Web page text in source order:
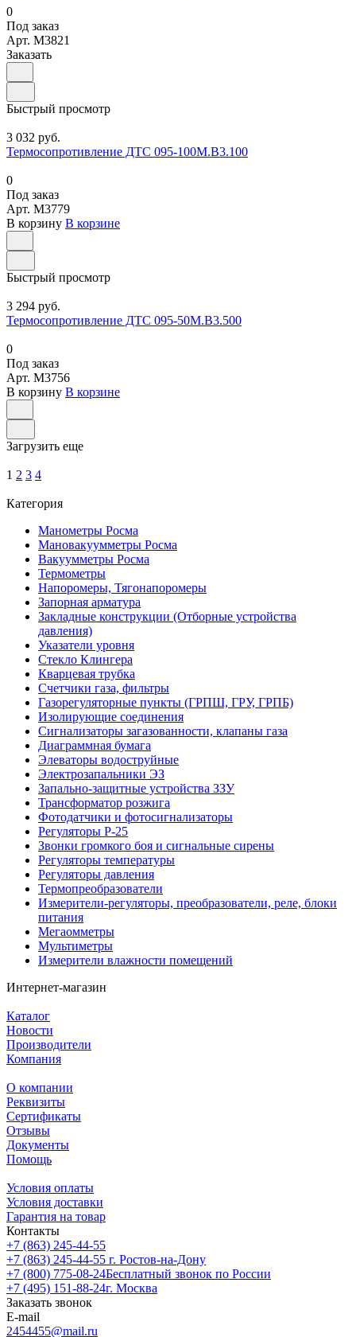
0
Под заказ
Арт. M3821
Заказать
Быстрый просмотр
3 032 руб.
Термосопротивление ДТС 095-100М.В3.100
0
Под заказ
Арт. M3779
В корзину В корзине
Быстрый просмотр
3 294 руб.
Термосопротивление ДТС 095-50М.В3.500
0
Под заказ
Арт. M3756
В корзину В корзине
Загрузить еще
1 2 3 4
Категория
Манометры Росма
Мановакуумметры Росма
Вакуумметры Росма
Термометры
Напоромеры, Тягонапоромеры
Запорная арматура
Закладные конструкции (Отборные устройства
давления)
Указатели уровня
Стекло Клингера
Кварцевая трубка
Счетчики газа, фильтры
Газорегуляторные пункты (ГРПШ, ГРУ, ГРПБ)
Изолирующие соединения
Сигнализаторы загазованности, клапаны газа
Диаграммная бумага
Элеваторы водоструйные
Электрозапальники ЭЗ
Запально-защитные устройства ЗЗУ
Трансформатор розжига
Фотодатчики и фотосигнализаторы
Регуляторы Р-25
Звонки громкого боя и сигнальные сирены
Регуляторы температуры
Регуляторы давления
Термопреобразователи
Измерители-регуляторы, преобразователи, реле, блоки
питания
Мегаомметры
Мультиметры
Измерители влажности помещений
Интернет-магазин
Каталог
Новости
Производители
Компания
О компании
Реквизиты
Сертификаты
Отзывы
Документы
Помощь
Условия оплаты
Условия доставки
Гарантия на товар
Контакты
+7 (863) 245-44-55
+7 (863) 245-44-55 г. Ростов-на-Дону
+7 (800) 775-08-24Бесплатный звонок по России
+7 (495) 151-88-24г. Москва
Заказать звонок
E-mail
2454455@mail.ru